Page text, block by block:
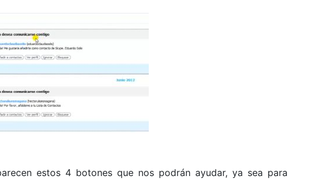
estos 4 botones que nos podrán ayudar, ya sea para